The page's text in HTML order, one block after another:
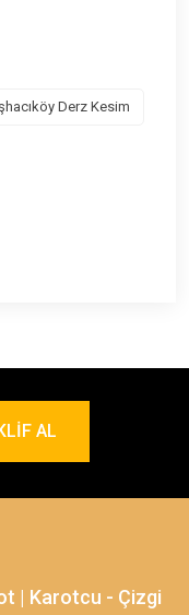
Derz Kesim
AL
| Karotcu - Çizgi